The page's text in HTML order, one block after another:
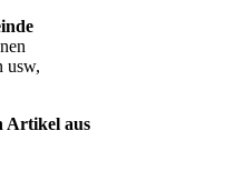
usw,
Artikel aus